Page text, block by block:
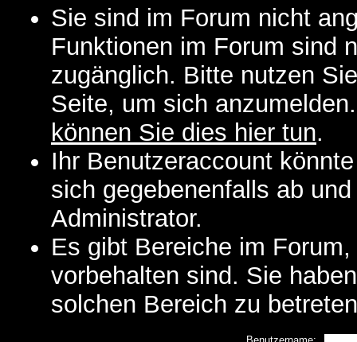
Sie sind im Forum nicht
Funktionen im Forum sind
zugänglich. Bitte nutzen
Seite, um sich
können Sie dies hier tun.
Ihr Benutzeraccount
sich gegebenenfalls ab
Administrator.
Es gibt Bereiche im
vorbehalten sind. Sie
solchen Bereich zu